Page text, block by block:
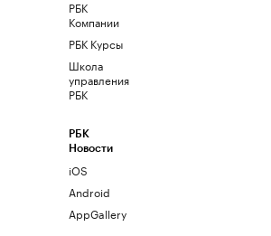
РБК
Компании
РБК Курсы
Школа
управления
РБК
РБК
Новости
iOS
Android
AppGallery